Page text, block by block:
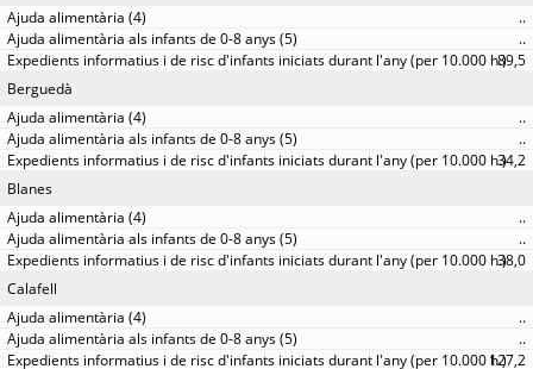
..
..
89,5
Berguedà
..
..
34,2
Blanes
..
..
38,0
Calafell
..
..
127,2